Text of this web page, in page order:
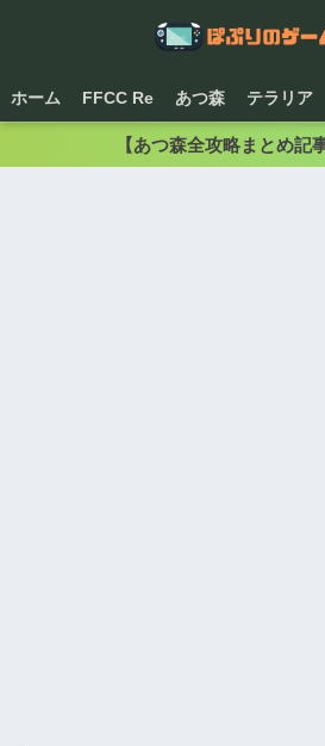
ホーム FFCC Re あつ森 テラリア
【あつ森全攻略まとめ記